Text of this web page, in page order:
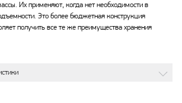
Их применяют, когда нет необходимости в
Это более бюджетная конструкция
получить все те же преимущества хранения